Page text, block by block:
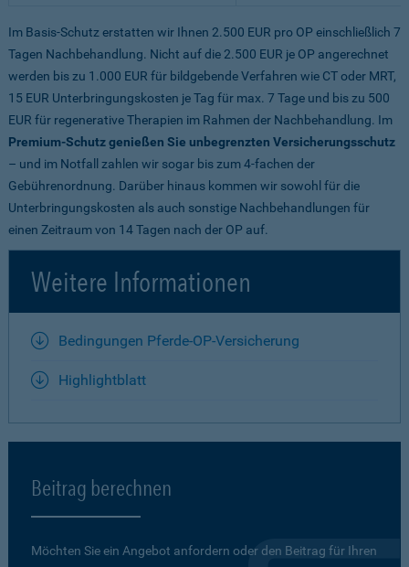
Im Basis-Schutz erstatten wir Ihnen 2.500 EUR pro OP einschließlich 7
Tagen Nachbehandlung. Nicht auf die 2.500 EUR je OP angerechnet
werden bis zu 1.000 EUR für bildgebende Verfahren wie CT oder MRT,
15 EUR Unterbringungskosten je Tag für max. 7 Tage und bis zu 500
EUR für regenerative Therapien im Rahmen der Nachbehandlung. Im
Premium-Schutz genießen Sie unbegrenzten Versicherungsschutz
– und im Notfall zahlen wir sogar bis zum 4-fachen der
Gebührenordnung. Darüber hinaus kommen wir sowohl für die
Unterbringungskosten als auch sonstige Nachbehandlungen für
einen Zeitraum von 14 Tagen nach der OP auf.
Weitere Informationen
Bedingungen Pferde-OP-Versicherung
Highlightblatt
Beitrag berechnen
Möchten Sie ein Angebot anfordern oder den Beitrag für Ihren